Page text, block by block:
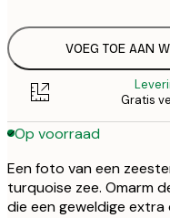
VOEG TOE AAN
Gratis
Op voorraad
Een foto van een
turquoise zee. Omarm
die een geweldige extra